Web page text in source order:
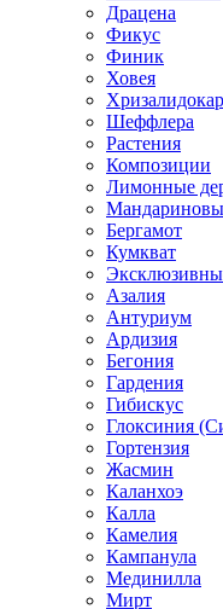
Драцена
Фикус
Финик
Ховея
Шеффлера
Растения
Композиции
Лимонные
Бергамот
Кумкват
Азалия
Антуриум
Ардизия
Бегония
Гардения
Гибискус
Глоксиния
Гортензия
Жасмин
Каланхоэ
Калла
Камелия
Кампанула
Мединилла
Мирт